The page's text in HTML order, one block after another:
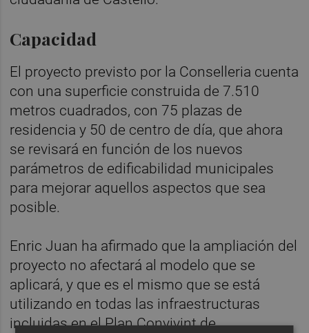
Capacidad
El proyecto previsto por la Conselleria cuenta
con una superficie construida de 7.510
metros cuadrados, con 75 plazas de
residencia y 50 de centro de día, que ahora
se revisará en función de los nuevos
parámetros de edificabilidad municipales
para mejorar aquellos aspectos que sea
posible.
Enric Juan ha afirmado que la ampliación del
proyecto no afectará al modelo que se
aplicará, y que es el mismo que se está
utilizando en todas las infraestructuras
incluidas en el Plan Convivint de